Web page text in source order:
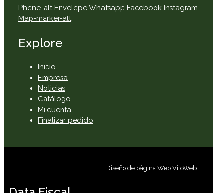
Phone-alt EnvelopeWhatsapp Facebook Instagram
Map-marker-alt
Explore
Inicio
Empresa
Noticias
Catálogo
Mi cuenta
Finalizar pedido
Diseño de página Web ViloWeb